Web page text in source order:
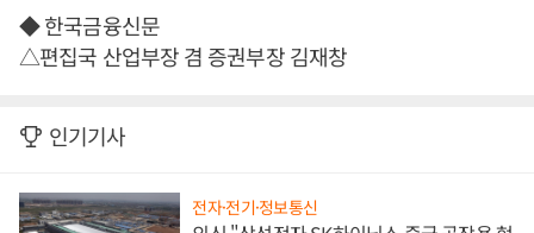
◆ 한국금융신문
△편집국 산업부장 겸 증권부장 김재창
인기기사
전자·전기·정보통신